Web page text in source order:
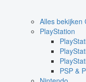
Alles bekijken
PlayStation
PSP &